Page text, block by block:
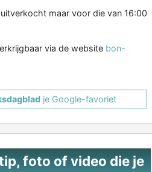
maar voor die van 16:00
via de website bon-
je Google-favoriet
foto of video die je